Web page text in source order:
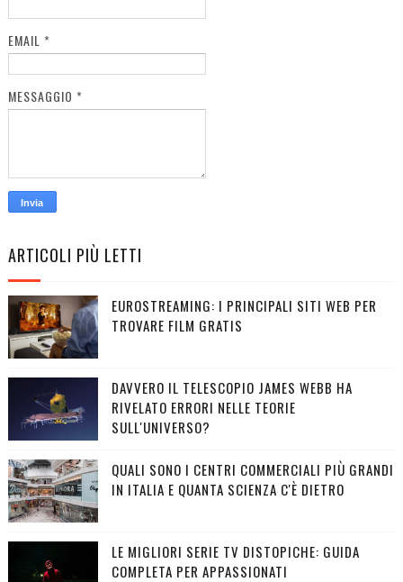
EMAIL *
MESSAGGIO *
ARTICOLI PIÙ LETTI
EUROSTREAMING: I PRINCIPALI SITI WEB PER
TROVARE FILM GRATIS
DAVVERO IL TELESCOPIO JAMES WEBB HA
RIVELATO ERRORI NELLE TEORIE
SULL'UNIVERSO?
QUALI SONO I CENTRI COMMERCIALI PIÙ GRANDI
IN ITALIA E QUANTA SCIENZA C'È DIETRO
LE MIGLIORI SERIE TV DISTOPICHE: GUIDA
COMPLETA PER APPASSIONATI